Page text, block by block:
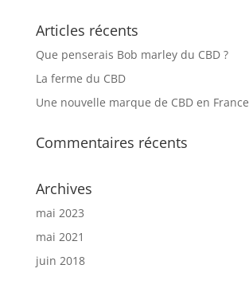
Articles récents
Que penserais Bob marley du CBD ?
La ferme du CBD
Une nouvelle marque de CBD en France
Commentaires récents
Archives
mai 2023
mai 2021
juin 2018